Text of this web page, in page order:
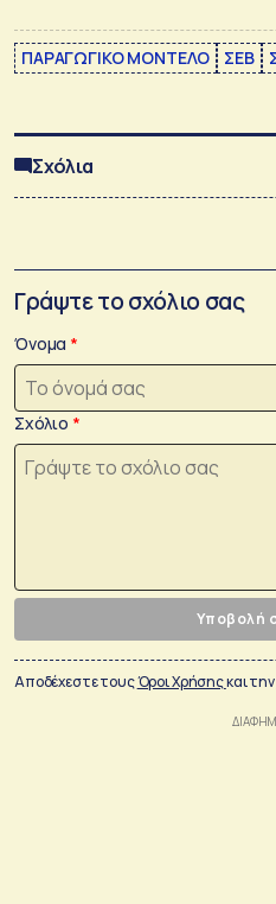
ΠΑΡΑΓΩΓΙΚΟ ΜΟΝΤΕΛΟ ΣΕΒ
Σχόλια
Γράψτε το σχόλιο σας
Όνομα
Σχόλιο
Υποβολή
Αποδέχεστε τουςΌροι Χρήσηςκαι την